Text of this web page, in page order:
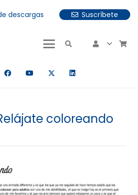
descargas
Suscríbete
puedes utilizar las
coloreando